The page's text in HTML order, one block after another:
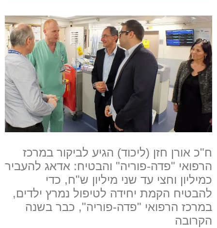
ח"כ אורן חזן (ליכוד) הגיע לביקור במרכז
הרפואי "פדה-פוריה" והבטיח: אדאג להעביר
כמיליון וחצי עד שני מיליון ש"ח, כדי
להבטיח הקמת יחידה לטיפול נמרץ ילדים,
במרכז הרפואי "פדה-פוריה", כבר בשנה
הקרובה